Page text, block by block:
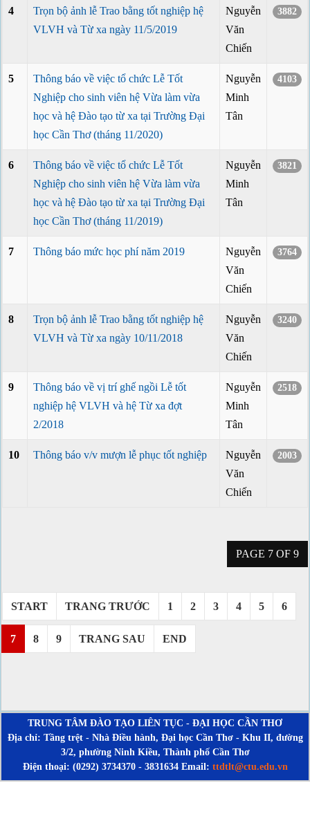
4
Trọn bộ ảnh lễ Trao bằng tốt nghiệp hệ
VLVH và Từ xa ngày 11/5/2019
Nguyễn
Văn
Chiến
3882
5
Thông báo về việc tổ chức Lễ Tốt
Nghiệp cho sinh viên hệ Vừa làm vừa
học và hệ Đào tạo từ xa tại Trường Đại
học Cần Thơ (tháng 11/2020)
Nguyễn
Minh
Tân
4103
6
Thông báo về việc tổ chức Lễ Tốt
Nghiệp cho sinh viên hệ Vừa làm vừa
học và hệ Đào tạo từ xa tại Trường Đại
học Cần Thơ (tháng 11/2019)
Nguyễn
Minh
Tân
3821
7 Thông báo mức học phí năm 2019
Nguyễn
Văn
Chiến
3764
8
Trọn bộ ảnh lễ Trao bằng tốt nghiệp hệ
VLVH và Từ xa ngày 10/11/2018
Nguyễn
Văn
Chiến
3240
9
Thông báo về vị trí ghế ngồi Lễ tốt
nghiệp hệ VLVH và hệ Từ xa đợt
2/2018
Nguyễn
Minh
Tân
2518
10 Thông báo v/v mượn lễ phục tốt nghiệp
Nguyễn
Văn
Chiến
2003
PAGE 7 OF 9
START TRANG TRƯỚC 1 2 3 4 5 6
7 8 9 TRANG SAU END
TRUNG TÂM ĐÀO TẠO LIÊN TỤC - ĐẠI HỌC CẦN THƠ
Địa chỉ: Tầng trệt - Nhà Điều hành, Đại học Cần Thơ - Khu II, đường
3/2, phường Ninh Kiều, Thành phố Cần Thơ
Điện thoại: (0292) 3734370 - 3831634 Email: ttdtlt@ctu.edu.vn